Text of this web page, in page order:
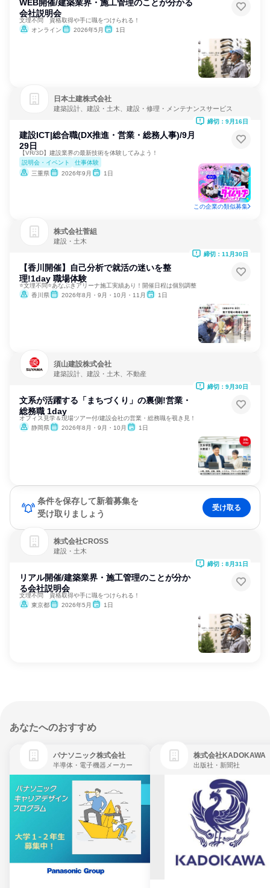
WEB開催/建築業界・施工管理のことが分かる
会社説明会
文理不問 資格取得や手に職をつけられる！
オンライン
2026年5月 1日
日本土建株式会社
建築設計、建設・土木、建設・修理・メンテナンスサービス
建設ICT|総合職(DX推進・営業・総務人事)/9月
29日
【VR/3D】建設業界の最新技術を体験してみよう！
説明会・イベント
仕事体験
三重県
2026年9月 1日
締切：9月16日
この企業の類似募集
株式会社菅組
建設・土木
【香川開催】自己分析で就活の迷いを整
理!1day 職場体験
⭐文理不問⭐あなぶきアリーナ施工実績あり！開催日程は個別調整
香川県
2026年8月・9月・10月・11月 1日
締切：11月30日
須山建設株式会社
建築設計、建設・土木、不動産
文系が活躍する「まちづくり」の裏側!営業・
総務職 1day
オフィス見学＆現場ツアー付/建設会社の営業・総務職を覗き見！
静岡県
2026年8月・9月・10月 1日
締切：9月30日
条件を保存して新着募集を
受け取りましょう
受け取る
株式会社CROSS
建設・土木
リアル開催/建築業界・施工管理のことが分か
る会社説明会
文理不問 資格取得や手に職をつけられる！
東京都
2026年5月 1日
締切：8月31日
あなたへのおすすめ
パナソニック株式会社
半導体・電子機器メーカー
株式会社KADOKAWA
出版社・新聞社